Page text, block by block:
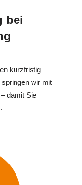
bei
kurzfristig
springen wir mit
damit Sie